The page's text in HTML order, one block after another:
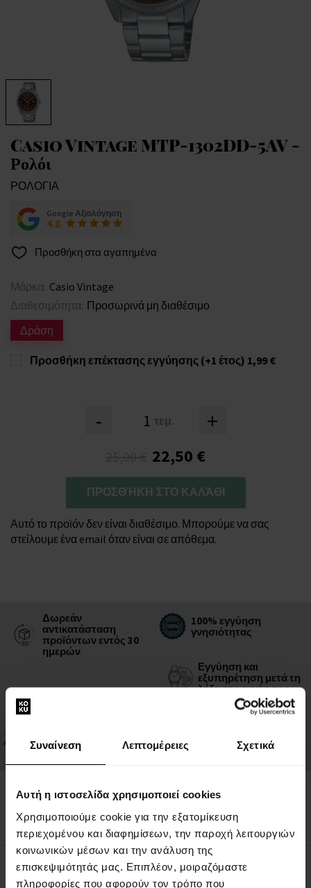
Συναίνεση Λεπτομέρειες Σχετικά
Αυτή η ιστοσελίδα χρησιμοποιεί cookies
Χρησιμοποιούμε cookie για την εξατομίκευση
περιεχομένου και διαφημίσεων, την παροχή λειτουργιών
κοινωνικών μέσων και την ανάλυση της
επισκεψιμότητάς μας. Επιπλέον, μοιραζόμαστε
πληροφορίες που αφορούν τον τρόπο που
Casio Vintage MTP-1302DD-5AV -
Ρολόι
ΡΟΛΟΓΙΑ
Google Αξιολόγηση
4.8
Προσθήκη στα αγαπημένα
Μάρκα: Casio Vintage
Διαθεσιμότητα: Προσωρινά μη διαθέσιμο
Δράση
Προσθήκη επέκτασης εγγύησης (+1 έτος) 1,99 €
- τεμ. +
22,50 €
ΠΡΟΣΘΉΚΗ ΣΤΟ ΚΑΛΆΘΙ
Αυτό το προϊόν δεν είναι διαθέσιμο. Μπορούμε να σας
στείλουμε ένα email όταν είναι σε απόθεμα.
Δωρεάν
αντικατάσταση
προϊόντων εντός 30
ημερών
100% εγγύηση
γνησιότητας
Εγγύηση και
εξυπηρέτηση μετά τη
λήξη της εγγύησης
μπαταρίας εντός 6
Δεν είστε σίγουροι για το μέγεθος; Εκτυπώστε τα δείγματα
ΠΕΡΙΓΡΑΦΉ